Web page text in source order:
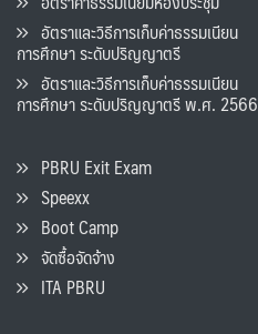
อัตราและวิธีการเก็บค่าธรรมเนียน
การศึกษา ระดับปริญญาตรี
อัตราและวิธีการเก็บค่าธรรมเนียน
การศึกษา ระดับปริญญาตรี พ.ศ. 2566
PBRU Exit Exam
Speexx
Boot Camp
จัดซื้อจัดจ้าง
ITA PBRU